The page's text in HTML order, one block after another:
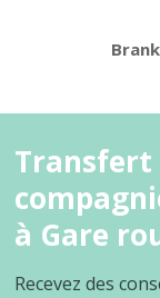
Transfert
à Gare
Recevez des